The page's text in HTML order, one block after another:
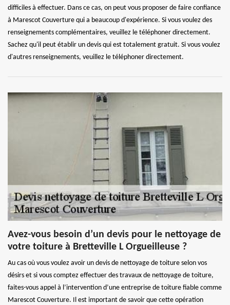
difficiles à effectuer. Dans ce cas, on peut vous proposer de faire confiance
à Marescot Couverture qui a beaucoup d'expérience. Si vous voulez des
renseignements complémentaires, veuillez le téléphoner directement.
Sachez qu'il peut établir un devis qui est totalement gratuit. Si vous voulez
d'autres renseignements, veuillez le téléphoner directement.
Avez-vous besoin d’un devis pour le nettoyage de
votre toiture à Bretteville L Orgueilleuse ?
Au cas où vous voulez avoir un devis de nettoyage de toiture selon vos
désirs et si vous comptez effectuer des travaux de nettoyage de toiture,
faites-vous appel à l’intervention d’une entreprise de toiture fiable comme
Marescot Couverture. Il est important de savoir que cette opération